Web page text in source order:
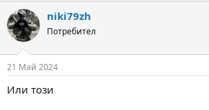
niki79zh
Потребител
21 Май 2024
Или този